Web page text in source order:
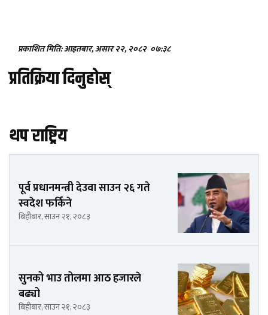
प्रकाशित मिति: आइतबार, असार २२, २०८२ ०७:३८
प्रतिक्रिया दिनुहोस्
थप राष्ट्रिय
पूर्व प्रधानमन्त्री देउवा साउन २६ गते
स्वदेश फर्किने
बिहीबार, साउन २१, २०८३
सुनको भाउ तोलमा आठ हजारले
बढ्यो
बिहीबार, साउन २१, २०८३